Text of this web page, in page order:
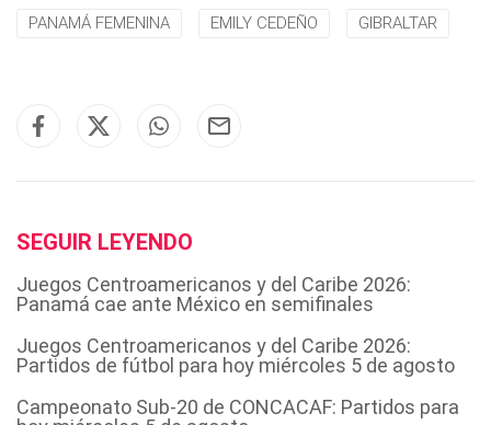
PANAMÁ FEMENINA EMILY CEDEÑO GIBRALTAR
SEGUIR LEYENDO
Juegos Centroamericanos y del Caribe 2026:
Panamá cae ante México en semifinales
Juegos Centroamericanos y del Caribe 2026:
Partidos de fútbol para hoy miércoles 5 de agosto
Campeonato Sub-20 de CONCACAF: Partidos para